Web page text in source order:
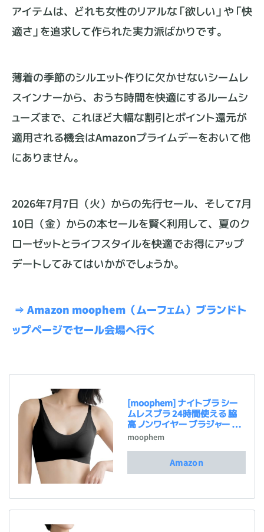
アイテムは、どれも女性のリアルな「欲しい」や「快
適さ」を追求して作られた実力派ばかりです。
薄着の季節のシルエット作りに欠かせないシームレ
スインナーから、おうち時間を快適にするルームシ
ューズまで、これほど大幅な割引とポイント還元が
適用される機会はAmazonプライムデーをおいて他
にありません。
2026年7月7日（火）からの先行セール、そして7月
10日（金）からの本セールを賢く利用して、夏のク
ローゼットとライフスタイルを快適でお得にアップ
デートしてみてはいかがでしょうか。
⇒ Amazon moophem（ムーフェム）ブランドト
ップページでセール会場へ行く
[moophem] ナイトブラ シー
ムレスブラ 24時間使える 脇
高 ノンワイヤー ブラジャー 締
め付けない 脇肉 楽 背中すっ
きり 響かない 伸縮 通気性 セ
moophem
Amazon